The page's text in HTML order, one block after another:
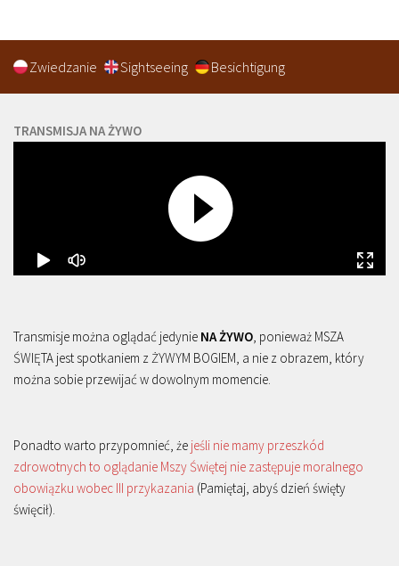
Zwiedzanie Sightseeing Besichtigung
TRANSMISJA NA ŻYWO
Transmisje można oglądać jedynie NA ŻYWO, ponieważ MSZA
ŚWIĘTA jest spotkaniem z ŻYWYM BOGIEM, a nie z obrazem, który
można sobie przewijać w dowolnym momencie.
Ponadto warto przypomnieć, że jeśli nie mamy przeszkód
zdrowotnych to oglądanie Mszy Świętej nie zastępuje moralnego
obowiązku wobec III przykazania (Pamiętaj, abyś dzień święty
święcił).